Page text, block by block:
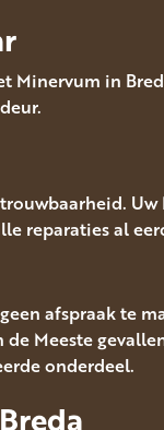
Minervum in
reparaties al
afspraak te
Meeste
onderdeel.